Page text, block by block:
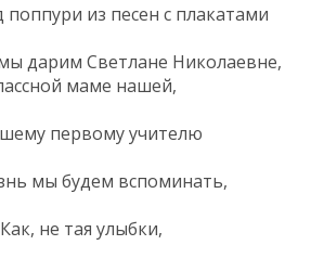
из песен с плакатами
дарим Светлане Николаевне,
маме нашей,
первому учителю
мы будем вспоминать,
Как, не тая улыбки,